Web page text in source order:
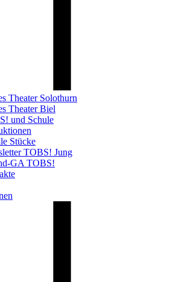
Theater Solothurn
Theater Biel
und Schule
Stücke
TOBS! Jung
GA TOBS!